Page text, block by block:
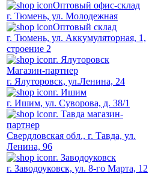
Оптовый офис-склад
г. Тюмень, ул. Молодежная
Оптовый склад
г. Тюмень, ул. Аккумуляторная, 1,
строение 2
г. Ялуторовск
Магазин-партнер
г. Ялуторовск, ул.Ленина, 24
г. Ишим
г. Ишим, ул. Суворова, д. 38/1
г. Тавда магазин-
партнер
Свердловская обл., г. Тавда, ул.
Ленина, 96
г. Заводоуковск
г. Заводоуковск, ул. 8-го Марта, 12